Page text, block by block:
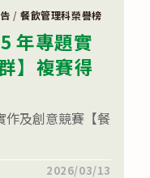
/餐飲管理科榮譽榜
年專題實
】複賽得
作及創意競賽【餐
2026/03/13